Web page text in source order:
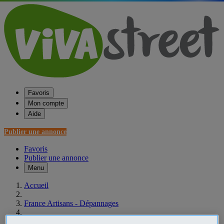
Favoris
Mon compte
Aide
Publier une annonce
Favoris
Publier une annonce
Menu
Accueil
France Artisans - Dépannages